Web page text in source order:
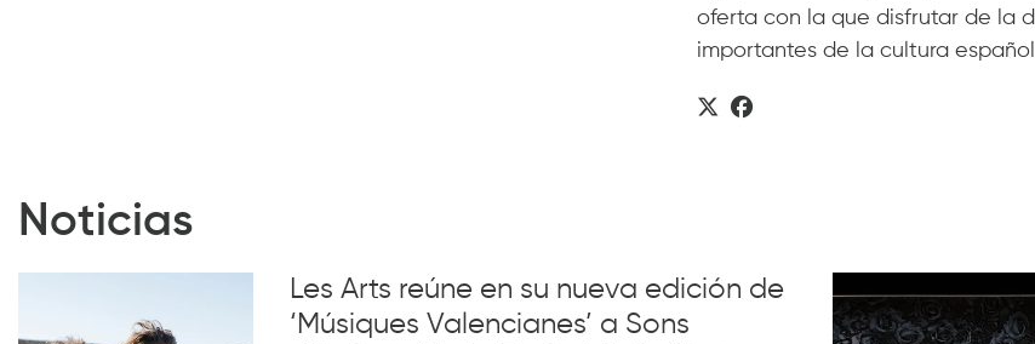
oferta con la que disfrutar de la
importantes de la cultura
Noticias
Les Arts reúne en su nueva edición de
‘Músiques Valencianes’ a Sons